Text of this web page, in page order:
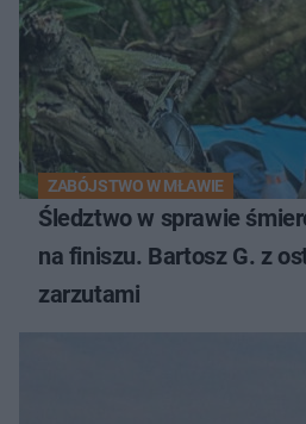
ZABÓJSTWO W MŁAWIE
Śledztwo w sprawie
na finiszu. Bartosz G. z
zarzutami